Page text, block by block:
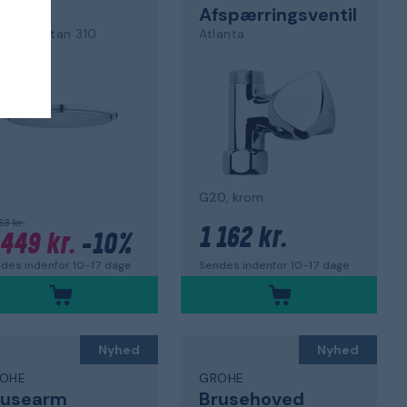
310
kr.
kr.-10%
indenfor 10-17 dage
Afspærringsventil
Atlanta
G20, krom
1 162 kr.
Sendes indenfor 10-17 dage
Nyhed
Nyhed
GROHE
Brusehoved